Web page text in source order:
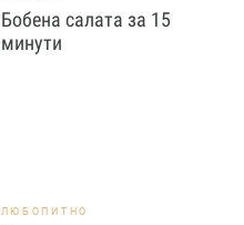
Бобена салата за 15
минути
ЛЮБОПИТНО